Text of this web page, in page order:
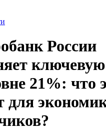
России
21%: что
для